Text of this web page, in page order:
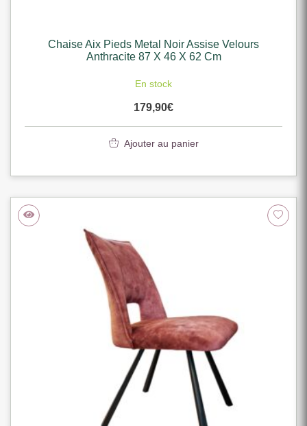
Chaise Aix Pieds Metal Noir Assise Velours
Anthracite 87 X 46 X 62 Cm
En stock
179,90€
Ajouter au panier